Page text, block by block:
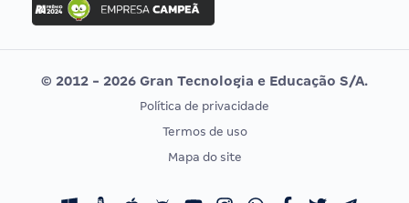
Concurso MPU
Editais publicados
Vunesp
CONCURSOS POR PROFISSÃO
Concursos Fiscais
EXAME DE ORDEM
Calendário OAB
© 2012 - 2026 Gran Tecnologia e Educação S/A.
Política de privacidade
Termos de uso
Mapa do site